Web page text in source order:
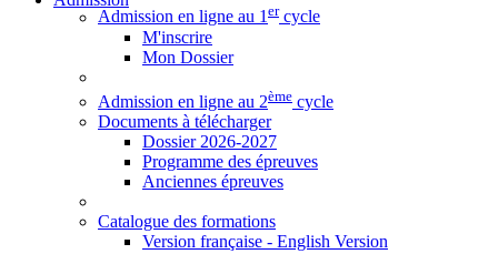
Admission en ligne au 1ercycle
M'inscrire
Mon Dossier
Admission en ligne au 2ème cycle
Documents à télécharger
Dossier 2026-2027
Programme des épreuves
Anciennes épreuves
Catalogue des formations
Version française - English Version